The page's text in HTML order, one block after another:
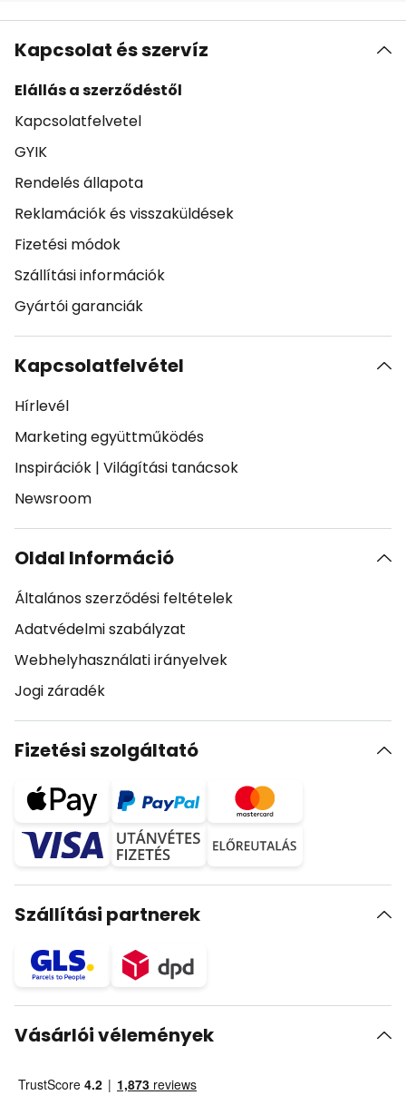
Kapcsolat és szervíz
Elállás a szerződéstől
Kapcsolatfelvetel
GYIK
Rendelés állapota
Reklamációk és visszaküldések
Fizetési módok
Szállítási információk
Gyártói garanciák
Kapcsolatfelvétel
Hírlevél
Marketing együttműködés
Inspirációk | Világítási tanácsok
Newsroom
Oldal Információ
Általános szerződési feltételek
Adatvédelmi szabályzat
Webhelyhasználati irányelvek
Jogi záradék
Fizetési szolgáltató
Szállítási partnerek
Vásárlói vélemények